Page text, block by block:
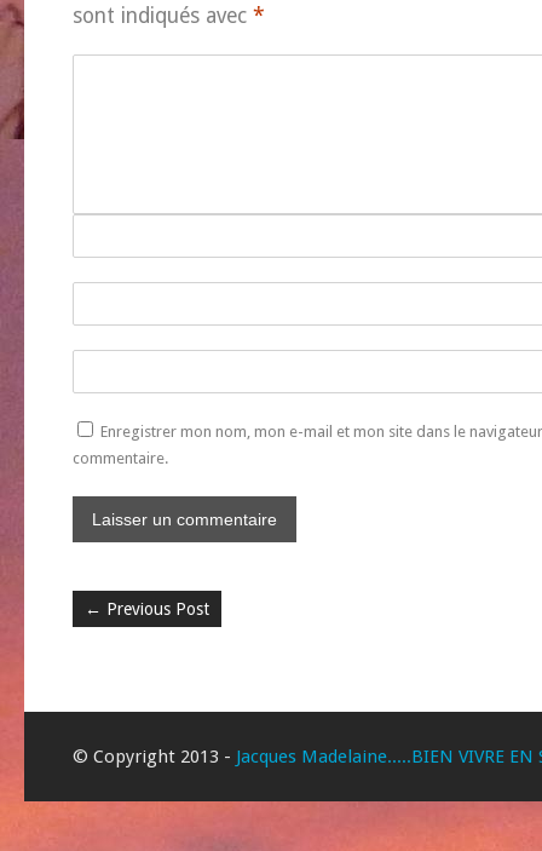
sont indiqués avec *
Enregistrer mon nom, mon e-mail et mon site dans le
commentaire.
← Previous Post
© Copyright 2013 - Jacques Madelaine.....BIEN VIVRE EN